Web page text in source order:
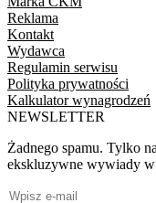
Reklama
Kontakt
Wydawca
Regulamin serwisu
Polityka prywatności
Kalkulator wynagrodzeń
NEWSLETTER
Żadnego spamu. Tylko
ekskluzywne wywiady